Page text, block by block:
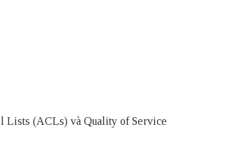
Lists (ACLs) và Quality of Service